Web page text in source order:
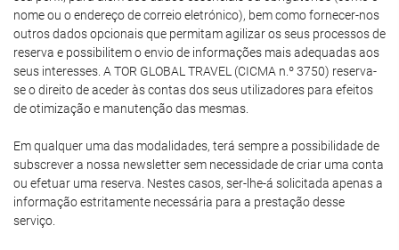
nome ou o endereço de correio eletrónico), bem como fornecer-nos
outros dados opcionais que permitam agilizar os seus processos de
reserva e possibilitem o envio de informações mais adequadas aos
seus interesses. A TOR GLOBAL TRAVEL (CICMA n.º 3750) reserva-
se o direito de aceder às contas dos seus utilizadores para efeitos
de otimização e manutenção das mesmas.
Em qualquer uma das modalidades, terá sempre a possibilidade de
subscrever a nossa newsletter sem necessidade de criar uma conta
ou efetuar uma reserva. Nestes casos, ser-lhe-á solicitada apenas a
informação estritamente necessária para a prestação desse
serviço.